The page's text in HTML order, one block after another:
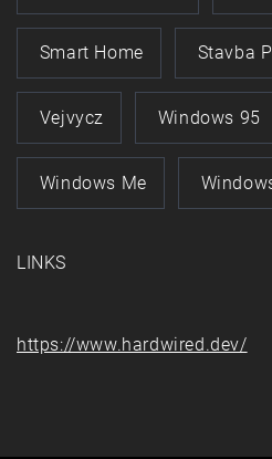
Smart Home Stavba
Vejvycz Windows 95
Windows Me
LINKS
https://www.hardwired.dev/